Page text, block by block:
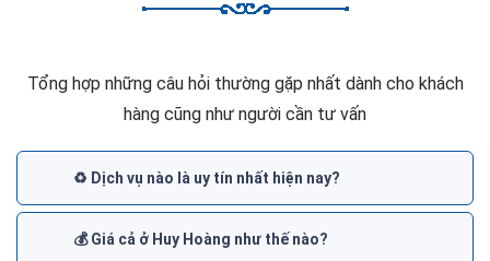
Tổng hợp những câu hỏi thường gặp nhất dành cho khách
hàng cũng như người cần tư vấn
♻️ Dịch vụ nào là uy tín nhất hiện nay?
💰 Giá cả ở Huy Hoàng như thế nào?